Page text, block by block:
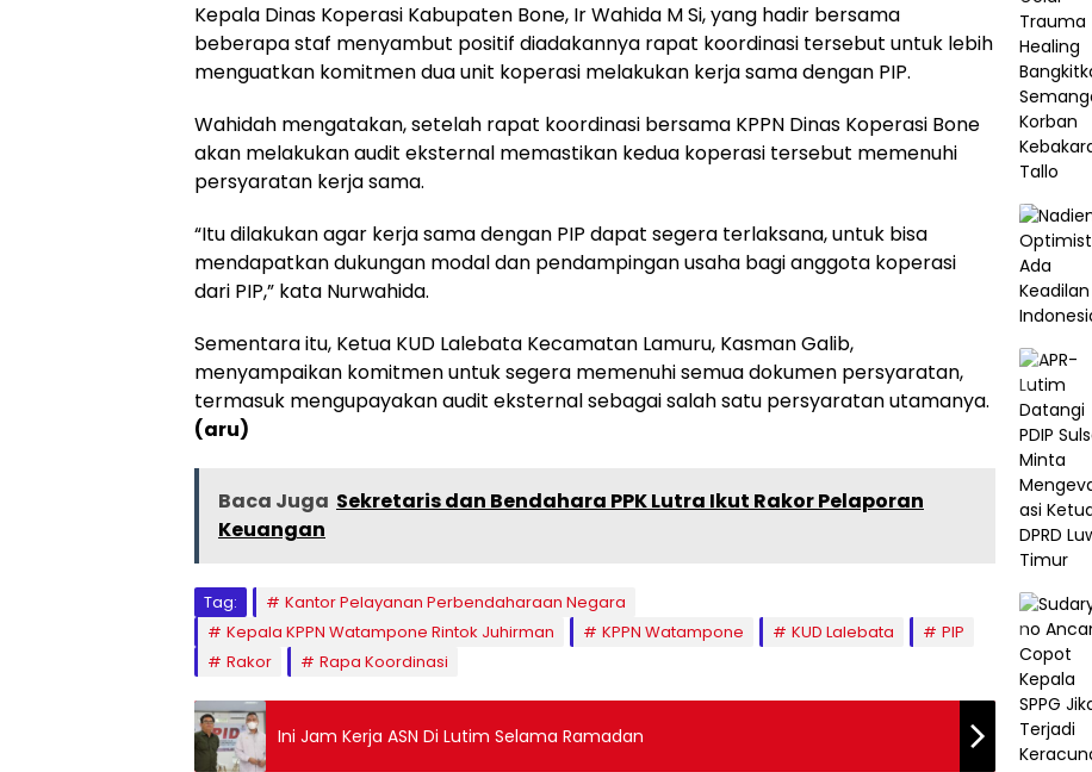
Kepala Dinas Koperasi Kabupaten Bone, Ir Wahida M Si, yang hadir bersama
beberapa staf menyambut positif diadakannya rapat koordinasi tersebut untuk lebih
menguatkan komitmen dua unit koperasi melakukan kerja sama dengan PIP.
Wahidah mengatakan, setelah rapat koordinasi bersama KPPN Dinas Koperasi Bone
akan melakukan audit eksternal memastikan kedua koperasi tersebut memenuhi
persyaratan kerja sama.
“Itu dilakukan agar kerja sama dengan PIP dapat segera terlaksana, untuk bisa
mendapatkan dukungan modal dan pendampingan usaha bagi anggota koperasi
dari PIP,” kata Nurwahida.
Sementara itu, Ketua KUD Lalebata Kecamatan Lamuru, Kasman Galib,
menyampaikan komitmen untuk segera memenuhi semua dokumen persyaratan,
termasuk mengupayakan audit eksternal sebagai salah satu persyaratan utamanya.
(aru)
Baca Juga Sekretaris dan Bendahara PPK Lutra Ikut Rakor Pelaporan
Keuangan
Tag:
Kantor Pelayanan Perbendaharaan Negara
Kepala KPPN Watampone Rintok Juhirman
KPPN Watampone KUD Lalebata
PIP
Rakor
Rapa Koordinasi
Ini Jam Kerja ASN Di Lutim Selama Ramadan